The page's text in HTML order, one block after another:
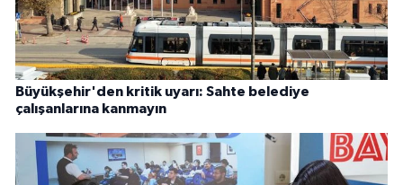
Büyükşehir'den kritik uyarı: Sahte belediye
çalışanlarına kanmayın